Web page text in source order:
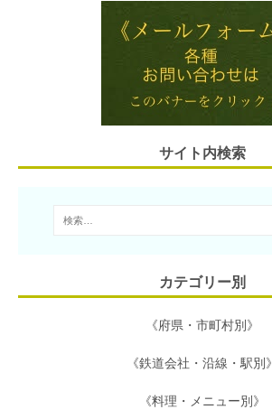
a
t
e
r
サイト内検索
カテゴリー別
《府県・市町村別》
《鉄道会社・沿線・駅別》
《料理・メニュー別》